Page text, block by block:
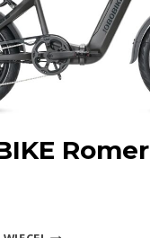
Romer
JOBOBIKE